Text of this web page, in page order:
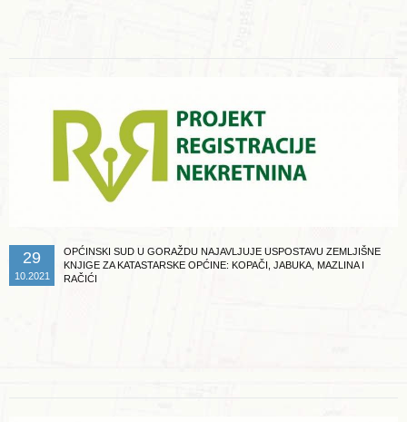
29
10.2021
OPĆINSKI SUD U GORAŽDU NAJAVLJUJE USPOSTAVU ZEMLJIŠNE
KNJIGE ZA KATASTARSKE OPĆINE: KOPAČI, JABUKA, MAZLINA I
RAČIĆI